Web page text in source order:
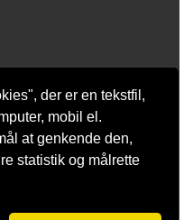
der er en tekstfil,
mobil el.
at genkende den,
statistik og målrette
2 7400 Herning Danmark